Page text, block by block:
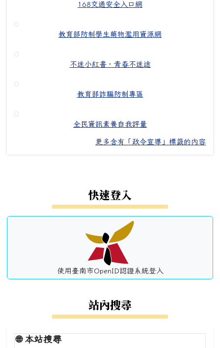
168交通安全入口網
教育部防制學生藥物濫用資源網
不迷小紅書，青春不迷途
教育部詐騙防制專區
全民資訊素養自我評量
更多含有「政令宣導」標籤的內容
快速登入
使用臺南市OpenID認證系統登入
站內搜尋
🌐本站搜尋